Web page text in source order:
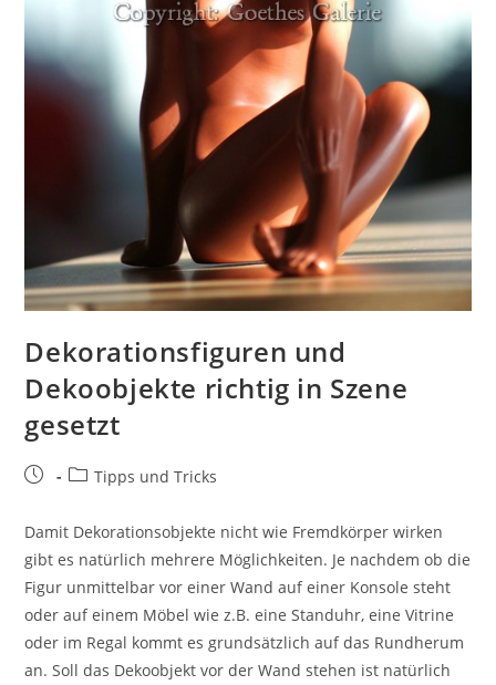
Dekorationsfiguren und
Dekoobjekte richtig in Szene
gesetzt
Tipps und Tricks
Damit Dekorationsobjekte nicht wie Fremdkörper wirken
gibt es natürlich mehrere Möglichkeiten. Je nachdem ob die
Figur unmittelbar vor einer Wand auf einer Konsole steht
oder auf einem Möbel wie z.B. eine Standuhr, eine Vitrine
oder im Regal kommt es grundsätzlich auf das Rundherum
an. Soll das Dekoobjekt vor der Wand stehen ist natürlich